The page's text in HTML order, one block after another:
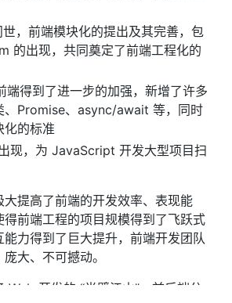
，前端模块化的提出及其完善，包
的出现，共同奠定了前端工程化的
端得到了进一步的加强，新增了许多
、Promise、async/await 等，同时
化的标准
现，为 JavaScript 开发大型项目扫
提高了前端的开发效率、表现能
得前端工程的项目规模得到了飞跃式
力得到了巨大提升，前端开发团队
大、不可撼动。
Web 开发的 “半壁江山”，前后端分